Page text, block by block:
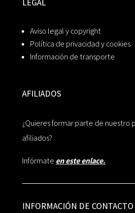
Aviso legal y copyright
Política de privacidad y cookies
Información de transporte
AFILIADOS
¿Quieres formar parte de nuestro
afiliados?
Infórmate en este enlace.
INFORMACIÓN DE CONTACTO